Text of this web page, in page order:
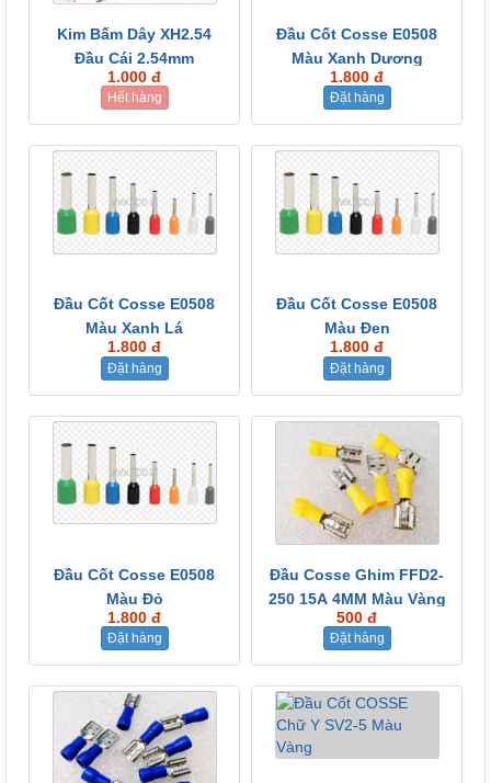
Kim Bấm Dây XH2.54
Đầu Cái 2.54mm
1.000 đ
Hết hàng
Đầu Cốt Cosse E0508
Màu Xanh Dương
1.800 đ
Đặt hàng
Đầu Cốt Cosse E0508
Màu Xanh Lá
1.800 đ
Đặt hàng
Đầu Cốt Cosse E0508
Màu Đen
1.800 đ
Đặt hàng
Đầu Cốt Cosse E0508
Màu Đỏ
1.800 đ
Đặt hàng
Đầu Cosse Ghim FFD2-
250 15A 4MM Màu Vàng
500 đ
Đặt hàng